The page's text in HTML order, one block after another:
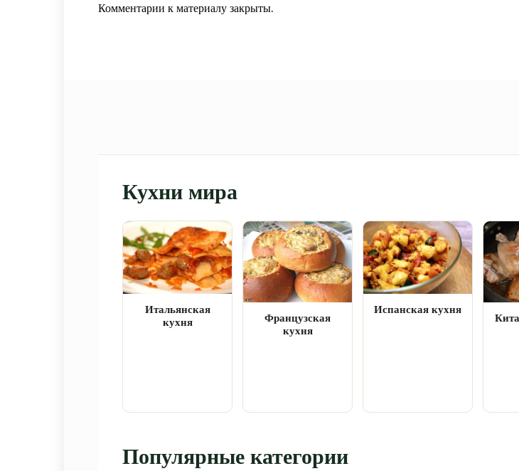
Комментарии к материалу закрыты.
Кухни мира
Итальянская
кухня
Французская
кухня
Испанская кухня
Популярные категории